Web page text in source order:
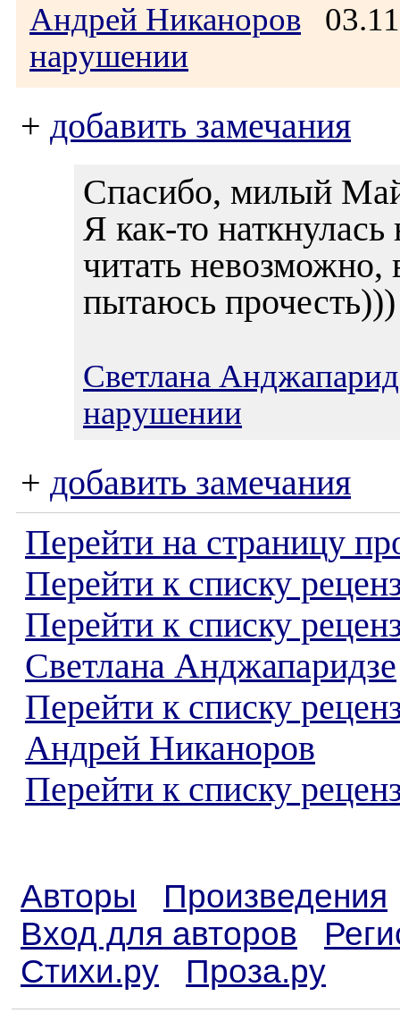
Андрей Никаноров
нарушении
+ добавить замечания
Спасибо, милый
Я как-то
читать невозможно,
пытаюсь
Светлана
нарушении
+ добавить замечания
Перейти на страницу
Перейти к списку
Перейти к списку
Светлана Анджапаридзе
Перейти к списку
Андрей Никаноров
Перейти к списку
Авторы
Произведения
Вход для авторов
Стихи.ру
Проза.ру